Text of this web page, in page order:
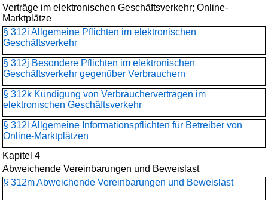
Verträge im elektronischen Geschäftsverkehr; Online-
Marktplätze
§ 312i Allgemeine Pflichten im elektronischen
Geschäftsverkehr
§ 312j Besondere Pflichten im elektronischen
Geschäftsverkehr gegenüber Verbrauchern
§ 312k Kündigung von Verbraucherverträgen im
elektronischen Geschäftsverkehr
§ 312l Allgemeine Informationspflichten für Betreiber von
Online-Marktplätzen
Kapitel 4
Abweichende Vereinbarungen und Beweislast
§ 312m Abweichende Vereinbarungen und Beweislast